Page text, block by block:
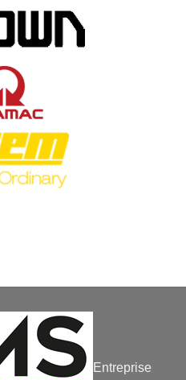
Entreprise